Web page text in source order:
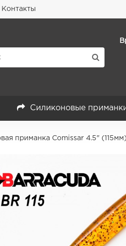
Контакты
Силиконовые
приманка Comissar 4.5"